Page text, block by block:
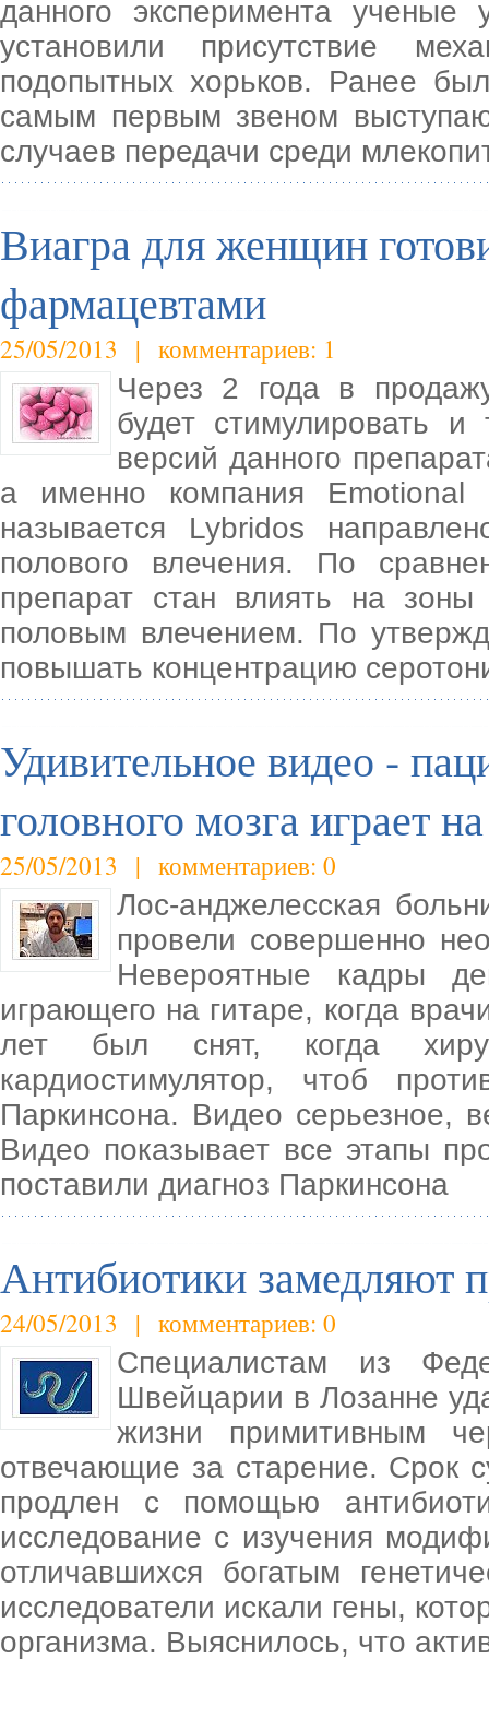
данного эксперимента ученые
установили присутствие
подопытных хорьков. Ранее
самым первым звеном
случаев передачи среди
Виагра для женщин
фармацевтами
25/05/2013 | комментариев: 1
Через 2 года в
будет стимулировать
версий данного
а именно компания Emotional
называется Lybridos
полового влечения. По
препарат стан влиять на
половым влечением. По
повышать концентрацию
Удивительное видео -
головного мозга играет
25/05/2013 | комментариев: 0
Лос-анджелесская
провели совершенно
Невероятные кадры
играющего на гитаре, когда
лет был снят, когда
кардиостимулятор, чтоб
Паркинсона. Видео серьезное,
Видео показывает все этапы
поставили диагноз Паркинсона
Антибиотики замедляют
24/05/2013 | комментариев: 0
Специалистам из
Швейцарии в Лозанне
жизни примитивным
отвечающие за старение. Срок
продлен с помощью
исследование с изучения
отличавшихся богатым
исследователи искали гены,
организма. Выяснилось, что